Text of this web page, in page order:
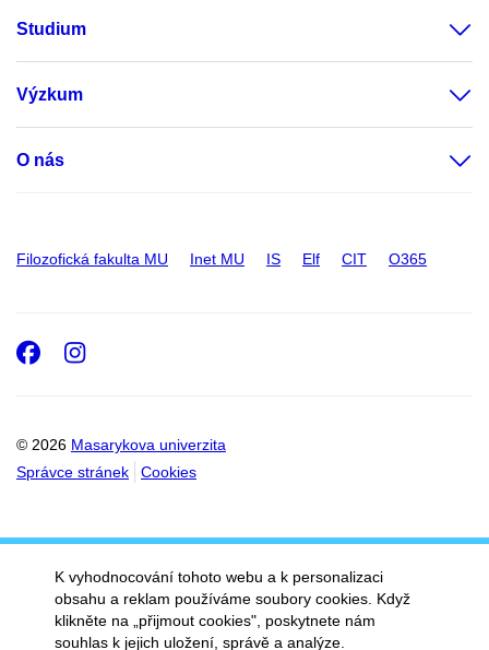
Studium
Výzkum
O nás
Filozofická fakulta MU Inet MU IS Elf CIT O365
© 2026 Masarykova univerzita
Správce stránek
Cookies
Facebook
Instagram
K vyhodnocování tohoto webu a k personalizaci
obsahu a reklam používáme soubory cookies. Když
klikněte na „přijmout cookies", poskytnete nám
souhlas k jejich uložení, správě a analýze.